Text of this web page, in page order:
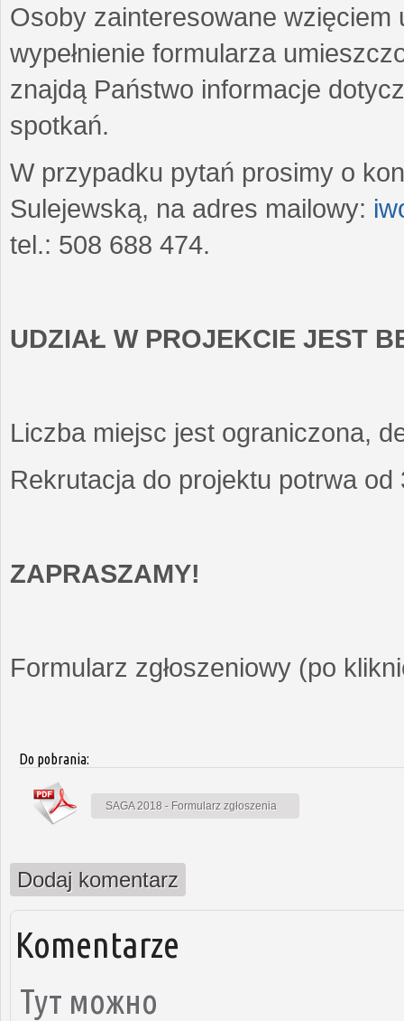
Osoby zainteresowane wzięciem
wypełnienie formularza
znajdą Państwo informacje
spotkań.
W przypadku pytań prosimy o
Sulejewską, na adres mailowy:
tel.: 508 688 474.
UDZIAŁ W PROJEKCIE JEST
Liczba miejsc jest ograniczona,
Rekrutacja do projektu potrwa
ZAPRASZAMY!
Formularz zgłoszeniowy (po
Do pobrania:
SAGA 2018 - Formularz zgłoszenia
Dodaj komentarz
Komentarze
Тут можно